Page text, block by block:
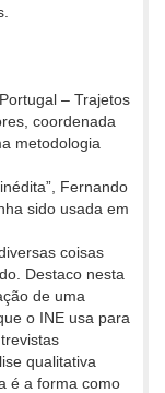
– Trajetos
coordenada
metodologia
Fernando
sido usada em
coisas
Destaco nesta
de uma
o INE usa para
qualitativa
é a forma como